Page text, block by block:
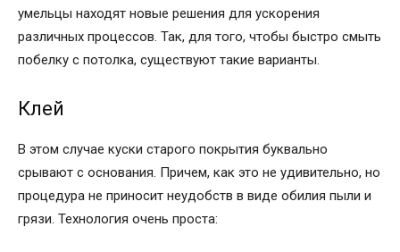
умельцы находят новые решения для ускорения
различных процессов. Так, для того, чтобы быстро смыть
побелку с потолка, существуют такие варианты.
Клей
В этом случае куски старого покрытия буквально
срывают с основания. Причем, как это не удивительно, но
процедура не приносит неудобств в виде обилия пыли и
грязи. Технология очень проста: